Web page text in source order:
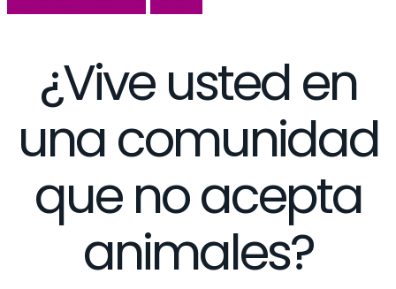
¿Vive usted en
una comunidad
que no acepta
animales?